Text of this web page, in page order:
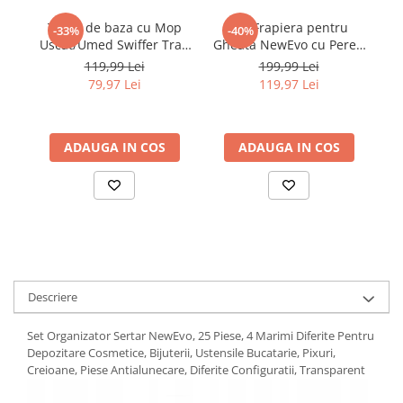
Generatoare Ozon
Prajitoare de paine
Ingrijire personala & Cosmetice
Periute de dinti electrice
Accesorii Periute de Dinti Electrice
Aparate cosmetice
Aparate de ras si tuns
Aparate masaj
Aparate pentru manichiura
-33%
Trusa de baza cu Mop
Uscat/Umed Swiffer Trap
& Lock 1 Mop, 8 Rezerve
lavete uscate + 3 Rezerve
lavete umede, Fresh
119,99 Lei
79,97 Lei
ADAUGA IN COS
-40%
Set Frapiera pentru
Gheata NewEvo cu Pereti
Dubli, Sita, Capac, Maner
si Cleste, INOX, 1.3L,
20x14.5cm, Argintiu
199,99 Lei
119,97 Lei
ADAUGA IN COS
Descriere
Set Organizator Sertar NewEvo, 25 Piese, 4 Marimi Diferite Pentru
Depozitare Cosmetice, Bijuterii, Ustensile Bucatarie, Pixuri,
Creioane, Piese Antialunecare, Diferite Configuratii, Transparent